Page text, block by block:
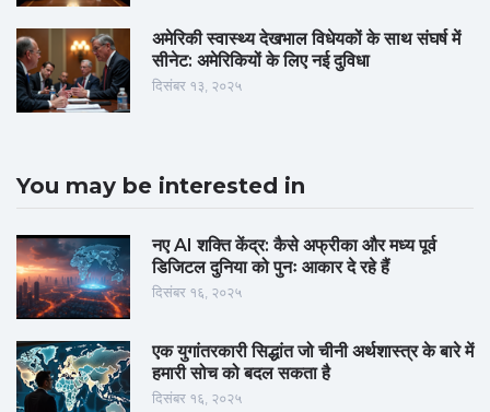
अमेरिकी स्वास्थ्य देखभाल विधेयकों के साथ संघर्ष में
सीनेट: अमेरिकियों के लिए नई दुविधा
दिसंबर १३, २०२५
You may be interested in
नए AI शक्ति केंद्र: कैसे अफ्रीका और मध्य पूर्व
डिजिटल दुनिया को पुनः आकार दे रहे हैं
दिसंबर १६, २०२५
एक युगांतरकारी सिद्धांत जो चीनी अर्थशास्त्र के बारे में
हमारी सोच को बदल सकता है
दिसंबर १६, २०२५